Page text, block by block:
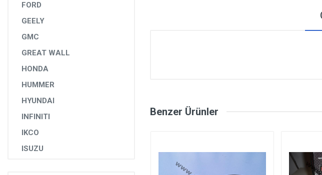
FORD
GEELY
GMC
GREAT WALL
HONDA
HUMMER
HYUNDAI
INFINITI
IKCO
ISUZU
Benzer Ürünler